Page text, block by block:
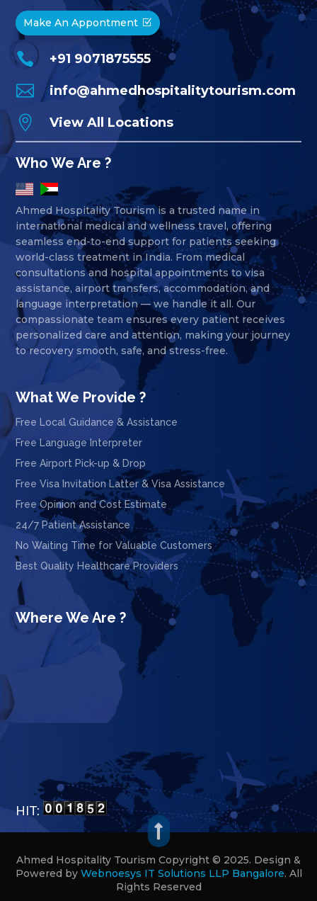
Make An Appontment
 +91 9071875555
 info@ahmedhospitalitytourism.com
 View All Locations
Who We Are ?
Ahmed Hospitality Tourism is a trusted name in
international medical and wellness travel, offering
seamless end-to-end support for patients seeking
world-class treatment in India. From medical
consultations and hospital appointments to visa
assistance, airport transfers, accommodation, and
language interpretation — we handle it all. Our
compassionate team ensures every patient receives
personalized care and attention, making your journey
to recovery smooth, safe, and stress-free.
What We Provide ?
Free Local Guidance & Assistance
Free Language Interpreter
Free Airport Pick-up & Drop
Free Visa Invitation Latter & Visa Assistance
Free Opinion and Cost Estimate
24/7 Patient Assistance
No Waiting Time for Valuable Customers
Best Quality Healthcare Providers
Where We Are ?
HIT:

Ahmed Hospitality Tourism Copyright © 2025. Design &
Powered by Webnoesys IT Solutions LLP Bangalore. All
Rights Reserved